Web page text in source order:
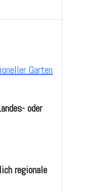
Garten
oder
regionale